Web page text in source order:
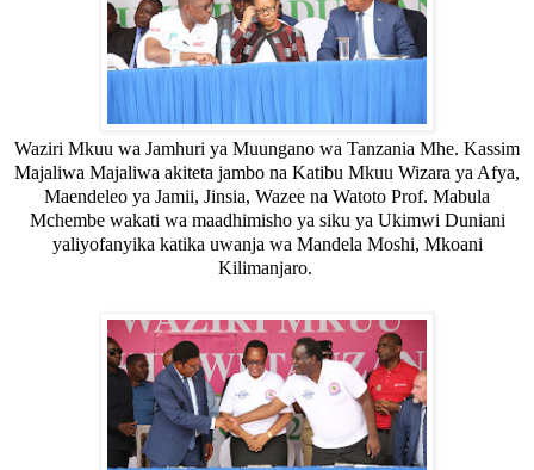
Waziri Mkuu wa Jamhuri ya Muungano wa Tanzania Mhe. Kassim
Majaliwa Majaliwa akiteta jambo na Katibu Mkuu Wizara ya Afya,
Maendeleo ya Jamii, Jinsia, Wazee na Watoto Prof. Mabula
Mchembe wakati wa maadhimisho ya siku ya Ukimwi Duniani
yaliyofanyika katika uwanja wa Mandela Moshi, Mkoani
Kilimanjaro.